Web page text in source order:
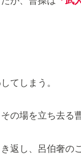
てしまう。
の場を立ち去る
返し、呂伯奢の